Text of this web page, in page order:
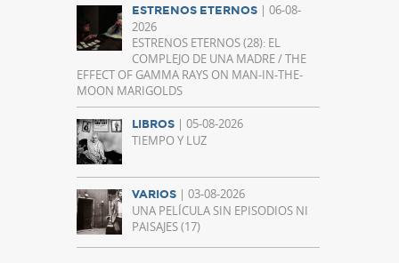
ESTRENOS ETERNOS | 06-08-
2026
ESTRENOS ETERNOS (28): EL
COMPLEJO DE UNA MADRE / THE
EFFECT OF GAMMA RAYS ON MAN-IN-THE-
MOON MARIGOLDS
LIBROS | 05-08-2026
TIEMPO Y LUZ
VARIOS | 03-08-2026
UNA PELÍCULA SIN EPISODIOS NI
PAISAJES (17)